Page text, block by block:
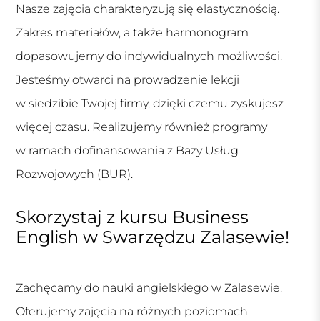
Nasze zajęcia charakteryzują się elastycznością.
Zakres materiałów, a także harmonogram
dopasowujemy do indywidualnych możliwości.
Jesteśmy otwarci na prowadzenie lekcji
w siedzibie Twojej firmy, dzięki czemu zyskujesz
więcej czasu. Realizujemy również programy
w ramach dofinansowania z Bazy Usług
Rozwojowych (BUR).
Skorzystaj z kursu Business
English w Swarzędzu Zalasewie!
Zachęcamy do nauki angielskiego w Zalasewie.
Oferujemy zajęcia na różnych poziomach